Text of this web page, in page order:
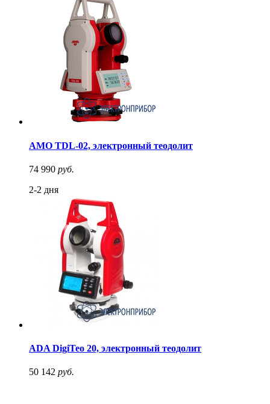
AMO TDL-02, электронный теодолит
74 990 руб.
2-2 дня
ADA DigiTeo 20, электронный теодолит
50 142 руб.